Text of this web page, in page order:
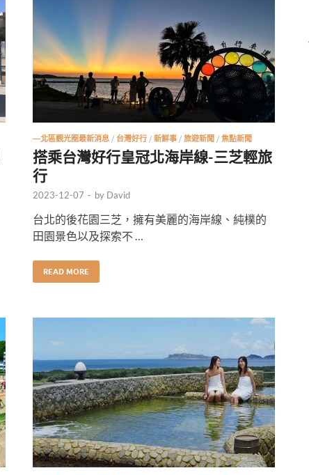
—北區觀光圈最新消息 / 台灣好行 / 新鮮事 / 旅遊新聞 / 焦點新聞
搭乘台灣好行皇冠北海岸線-三芝輕旅
行
2023-12-07 - by David
台北的後花園三芝，擁有美麗的海岸線、純樸的
田園景色以及探索不 …
READ MORE